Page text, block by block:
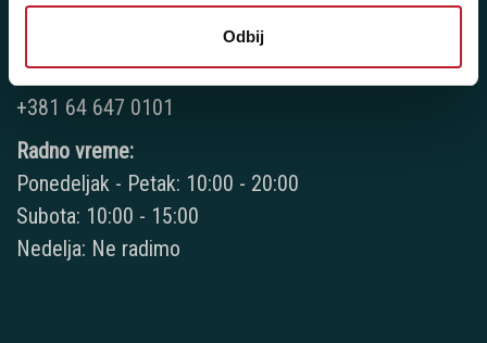
Odbij
+381 18 51 75 44
+381 64 647 0101
Radno vreme:
Ponedeljak - Petak: 10:00 - 20:00
Subota: 10:00 - 15:00
Nedelja: Ne radimo